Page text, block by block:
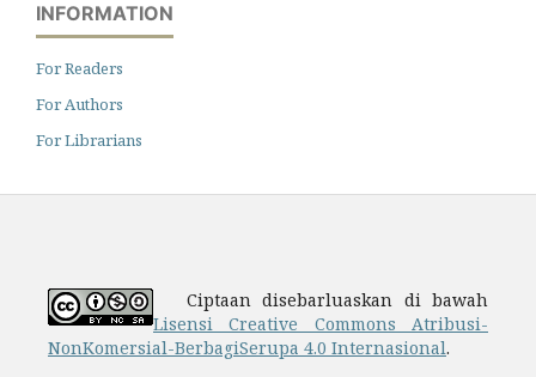
INFORMATION
For Readers
For Authors
For Librarians
Ciptaan disebarluaskan di bawah
Lisensi Creative Commons Atribusi-
NonKomersial-BerbagiSerupa 4.0 Internasional.